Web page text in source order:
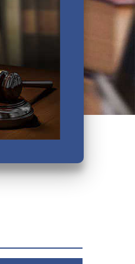
Приморский
Фрунзенский